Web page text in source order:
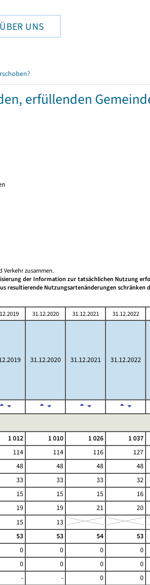
UNS
erfüllenden
Verkehr zusammen.
der Information zur tatsächlichen Nutzung
resultierende Nutzungsartenänderungen
31.12.2020 31.12.2021 31.12.2022
31.12.2020 31.12.2021 31.12.2022
1 012 1 010 1 026
1 037
114 114 116
127
48 48 48
48
33 33 33
32
15 15 15
16
19 19 21
20
15
13
53 53 54
53
0 0 0
0
0 0 0
0
- - 0
0